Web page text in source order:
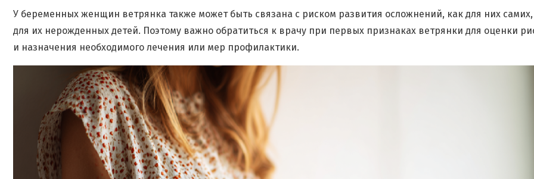
У беременных женщин ветрянка также может быть связана с риском развития осложнений, как для них самих,
для их нерожденных детей. Поэтому важно обратиться к врачу при первых признаках ветрянки для оценки
и назначения необходимого лечения или мер профилактики.